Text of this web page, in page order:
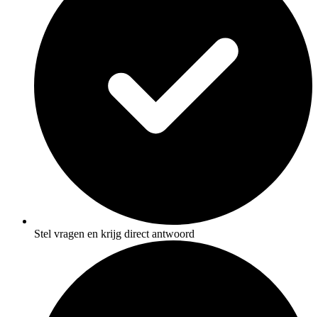
Stel vragen en krijg direct antwoord